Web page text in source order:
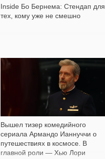
Inside Бо Бернема: Стендап для
тех, кому уже не смешно
Вышел тизер комедийного
сериала Армандо Ианнуччи о
путешествиях в космосе. В
главной роли — Хью Лори